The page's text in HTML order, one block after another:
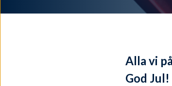
Alla vi
God Jul!